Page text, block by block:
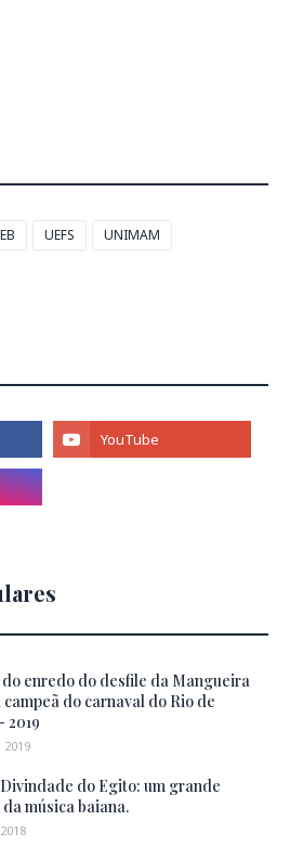
UEFS UNIMAM
do enredo do desfile da Mangueira
campeã do carnaval do Rio de
2019
2019
do Egito: um grande
da música baiana.